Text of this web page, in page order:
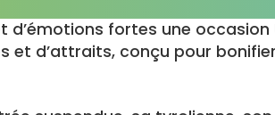
fortes une occasion
et d’attraits, conçu pour